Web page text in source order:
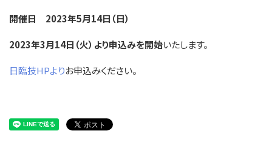
開催日 2023年5月14日（日）
2023年3月14日（火）より申込みを開始いたします。
日臨技HPよりお申込みください。